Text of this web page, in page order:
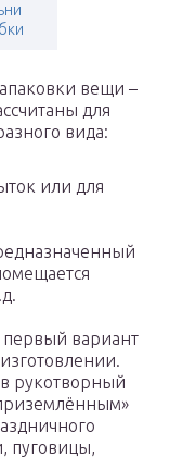
вещи –
для
вида:
или для
первый вариант
рукотворный
пуговицы,